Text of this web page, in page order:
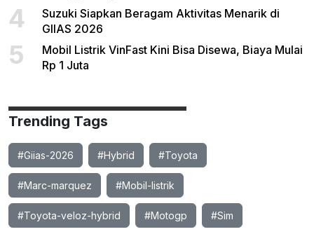
4
Suzuki Siapkan Beragam Aktivitas Menarik di
GIIAS 2026
5
Mobil Listrik VinFast Kini Bisa Disewa, Biaya Mulai
Rp 1 Juta
Trending Tags
#Giias-2026 #Hybrid #Toyota
#Marc-marquez #Mobil-listrik
#Toyota-veloz-hybrid #Motogp #Sim